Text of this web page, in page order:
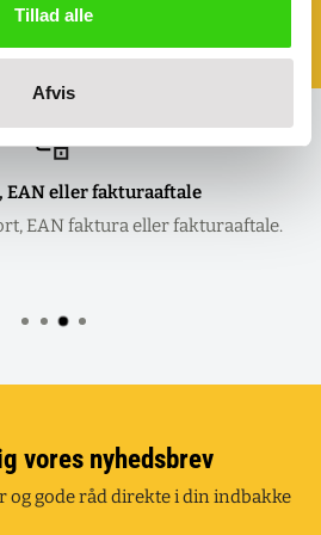
Tillad alle
Afvis
Klik her og aftal dit møde
eller fakturaaftale
EAN faktura eller fakturaaftale.
vores nyhedsbrev
og gode råd direkte i din indbakke